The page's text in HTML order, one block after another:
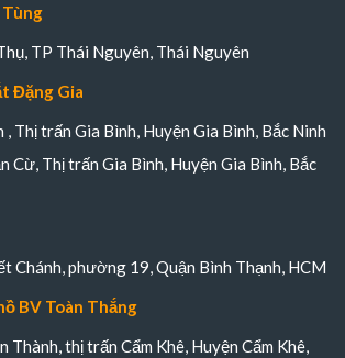
TP Thái Nguyên, Thái Nguyên
Đặng Gia
, Thị trấn Gia Bình, Huyện Gia Bình, Bắc Ninh
Cừ, Thị trấn Gia Bình, Huyện Gia Bình, Bắc
Chánh, phường 19, Quận Bình Thạnh, HCM
BV Toàn Thắng
Thành, thị trấn Cẩm Khê, Huyện Cẩm Khê,